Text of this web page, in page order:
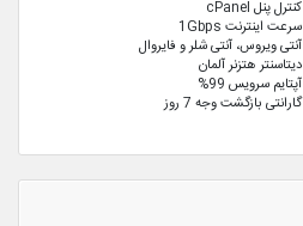
کنترل پنل cPanel
سرعت اینترنت 1Gbps
آنتی ویروس، آنتی شلر و فایروال
دیتاسنتر هتزنر آلمان
آپتایم سرویس 99%
گارانتی بازگشت وجه 7 روز